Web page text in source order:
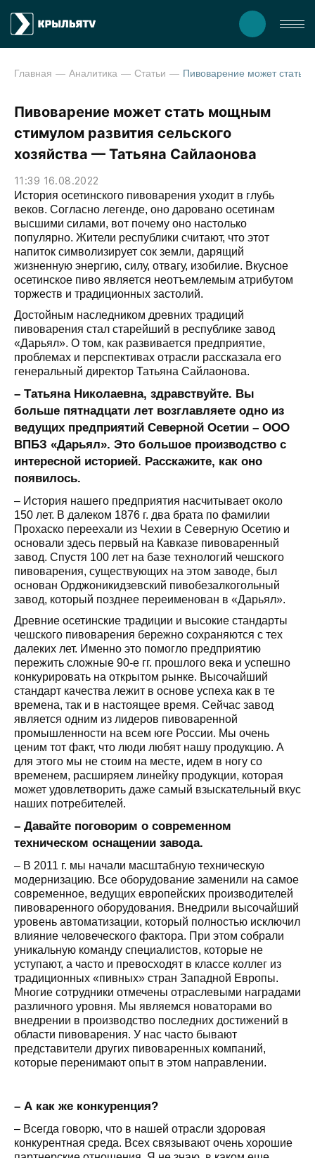
Главная Аналитика Статьи
Пивоварение может стать мощным
стимулом развития сельского
хозяйства — Татьяна Сайлаонова
11:39 16.08.2022
История осетинского пивоварения уходит в глубь
веков. Согласно легенде, оно даровано осетинам
высшими силами, вот почему оно настолько
популярно. Жители республики считают, что этот
напиток символизирует сок земли, дарящий
жизненную энергию, силу, отвагу, изобилие. Вкусное
осетинское пиво является неотъемлемым атрибутом
торжеств и традиционных застолий.
Достойным наследником древних традиций
пивоварения стал старейший в республике завод
«Дарьял». О том, как развивается предприятие,
проблемах и перспективах отрасли рассказала его
генеральный директор Татьяна Сайлаонова.
– Татьяна Николаевна, здравствуйте. Вы
больше пятнадцати лет возглавляете одно из
ведущих предприятий Северной Осетии – ООО
ВПБЗ «Дарьял». Это большое производство с
интересной историей. Расскажите, как оно
появилось.
– История нашего предприятия насчитывает около
150 лет. В далеком 1876 г. два брата по фамилии
Прохаско переехали из Чехии в Северную Осетию и
основали здесь первый на Кавказе пивоваренный
завод. Спустя 100 лет на базе технологий чешского
пивоварения, существующих на этом заводе, был
основан Орджоникидзевский пивобезалкогольный
завод, который позднее переименован в «Дарьял».
Древние осетинские традиции и высокие стандарты
чешского пивоварения бережно сохраняются с тех
далеких лет. Именно это помогло предприятию
пережить сложные 90-е гг. прошлого века и успешно
конкурировать на открытом рынке. Высочайший
стандарт качества лежит в основе успеха как в те
времена, так и в настоящее время. Сейчас завод
является одним из лидеров пивоваренной
промышленности на всем юге России. Мы очень
ценим тот факт, что люди любят нашу продукцию. А
для этого мы не стоим на месте, идем в ногу со
временем, расширяем линейку продукции, которая
может удовлетворить даже самый взыскательный вкус
наших потребителей.
– Давайте поговорим о современном
техническом оснащении завода.
– В 2011 г. мы начали масштабную техническую
модернизацию. Все оборудование заменили на самое
современное, ведущих европейских производителей
пивоваренного оборудования. Внедрили высочайший
уровень автоматизации, который полностью исключил
влияние человеческого фактора. При этом собрали
уникальную команду специалистов, которые не
уступают, а часто и превосходят в классе коллег из
традиционных «пивных» стран Западной Европы.
Многие сотрудники отмечены отраслевыми наградами
различного уровня. Мы являемся новаторами во
внедрении в производство последних достижений в
области пивоварения. У нас часто бывают
представители других пивоваренных компаний,
которые перенимают опыт в этом направлении.
– А как же конкуренция?
– Всегда говорю, что в нашей отрасли здоровая
конкурентная среда. Всех связывают очень хорошие